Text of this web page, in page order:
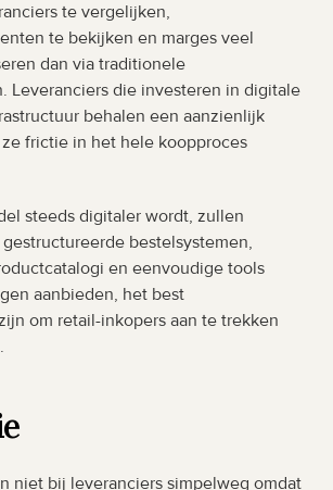
te vergelijken,
te bekijken en marges veel
dan via traditionele
Leveranciers die investeren in digitale
behalen een aanzienlijk
frictie in het hele koopproces
steeds digitaler wordt, zullen
bestelsystemen,
en eenvoudige tools
aanbieden, het best
om retail-inkopers aan te trekken
niet bij leveranciers simpelweg omdat